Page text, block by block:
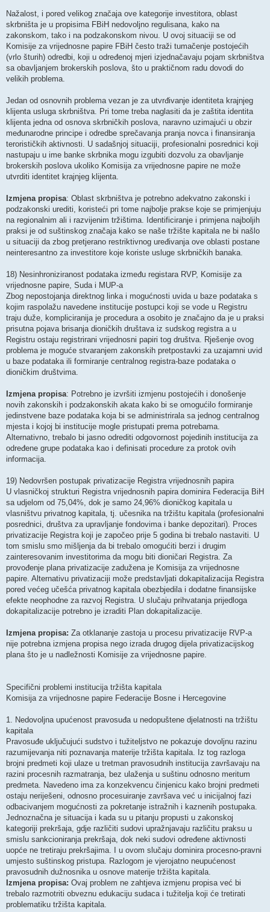
Nažalost, i pored velikog značaja ove kategorije investitora, oblast
skrbništa je u propisima FBiH nedovoljno regulisana, kako na
zakonskom, tako i na podzakonskom nivou. U ovoj situaciji se od
Komisije za vrijednosne papire FBiH često traži tumačenje postojećih
(vrlo šturih) odredbi, koji u određenoj mjeri izjednačavaju pojam skrbništva
sa obavljanjem brokerskih poslova, što u praktičnom radu dovodi do
velikih problema.
Jedan od osnovnih problema vezan je za utvrđivanje identiteta krajnjeg
klijenta usluga skrbništva. Pri tome treba naglasiti da je zaštita identita
klijenta jedna od osnova skrbničkih poslova, naravno uzimajući u obzir
međunarodne principe i odredbe sprečavanja pranja novca i finansiranja
terorističkih aktivnosti. U sadašnjoj situaciji, profesionalni posrednici koji
nastupaju u ime banke skrbnika mogu izgubiti dozvolu za obavljanje
brokerskih poslova ukoliko Komisija za vrijednosne papire ne može
utvrditi identitet krajnjeg klijenta.
Izmjena propisa: Oblast skrbništva je potrebno adekvatno zakonski i
podzakonski urediti, koristeći pri tome najbolje prakse koje se primjenjuju
na regionalnim ali i razvijenim tržištima. Identificiranje i primjena najboljih
praksi je od suštinskog značaja kako se naše tržište kapitala ne bi našlo
u situaciji da zbog pretjerano restriktivnog uređivanja ove oblasti postane
neinteresantno za investitore koje koriste usluge skrbničkih banaka.
18) Nesinhroniziranost podataka između registara RVP, Komisije za
vrijednosne papire, Suda i MUP-a
Zbog nepostojanja direktnog linka i mogućnosti uvida u baze podataka s
kojim raspolažu navedene institucije postupci koji se vode u Registru
traju duže, kompliciranija je procedura a osobito je značajno da je u praksi
prisutna pojava brisanja dioničkih društava iz sudskog registra a u
Registru ostaju registrirani vrijednosni papiri tog društva. Rješenje ovog
problema je moguće stvaranjem zakonskih pretpostavki za uzajamni uvid
u baze podataka ili formiranje centralnog registra-baze podataka o
dioničkim društvima.
Izmjena propisa: Potrebno je izvršiti izmjenu postojećih i donošenje
novih zakonskih i podzakonskih akata kako bi se omogućilo formiranje
jedinstvene baze podataka koja bi se administrirala sa jednog centralnog
mjesta i kojoj bi institucije mogle pristupati prema potrebama.
Alternativno, trebalo bi jasno odrediti odgovornost pojedinih institucija za
određene grupe podataka kao i definisati procedure za protok ovih
informacija.
19) Nedovršen postupak privatizacije Registra vrijednosnih papira
U vlasničkoj strukturi Registra vrijednosnih papira dominira Federacija BiH
sa udjelom od 75,04%, dok je samo 24,96% dioničkog kapitala u
vlasništvu privatnog kapitala, tj. učesnika na tržištu kapitala (profesionalni
posrednici, društva za upravljanje fondovima i banke depozitari). Proces
privatizacije Registra koji je započeo prije 5 godina bi trebalo nastaviti. U
tom smislu smo mišljenja da bi trebalo omogućiti berzi i drugim
zainteresovanim investitorima da mogu biti dioničari Registra. Za
provođenje plana privatizacije zadužena je Komisija za vrijednosne
papire. Alternativu privatizaciji može predstavljati dokapitalizacija Registra
pored većeg učešća privatnog kapitala obezbjedila i dodatne finansijske
efekte neophodne za razvoj Registra. U slučaju prihvatanja prijedloga
dokapitalizacije potrebno je izraditi Plan dokapitalizacije.
Izmjena propisa: Za otklananje zastoja u procesu privatizacije RVP-a
nije potrebna izmjena propisa nego izrada drugog dijela privatizacijskog
plana što je u nadležnosti Komisije za vrijednosne papire.
Specifični problemi institucija tržišta kapitala
Komisija za vrijednosne papire Federacije Bosne i Hercegovine
1. Nedovoljna upućenost pravosuđa u nedopuštene djelatnosti na tržištu
kapitala
Pravosuđe uključujući sudstvo i tužiteljstvo ne pokazuje dovoljnu razinu
razumijevanja niti poznavanja materije tržišta kapitala. Iz tog razloga
brojni predmeti koji ulaze u tretman pravosudnih institucija završavaju na
razini procesnih razmatranja, bez ulaženja u suštinu odnosno meritum
predmeta. Navedeno ima za konzekvencu činjenicu kako brojni predmeti
ostaju neriješeni, odnosno procesuiranje završava već u inicijalnoj fazi
odbacivanjem mogućnosti za pokretanje istražnih i kaznenih postupaka.
Jednoznačna je situacija i kada su u pitanju propusti u zakonskoj
kategoriji prekršaja, gdje različiti sudovi upražnjavaju različitu praksu u
smislu sankcioniranja prekršaja, dok neki sudovi određene aktivnosti
uopće ne tretiraju prekršajima. I u ovom slučaju dominira procesno-pravni
umjesto suštinskog pristupa. Razlogom je vjerojatno neupućenost
pravosudnih dužnosnika u osnove materije tržišta kapitala.
Izmjena propisa: Ovaj problem ne zahtjeva izmjenu propisa već bi
trebalo razmotriti obveznu edukaciju sudaca i tužitelja koji će tretirati
problematiku tržišta kapitala.